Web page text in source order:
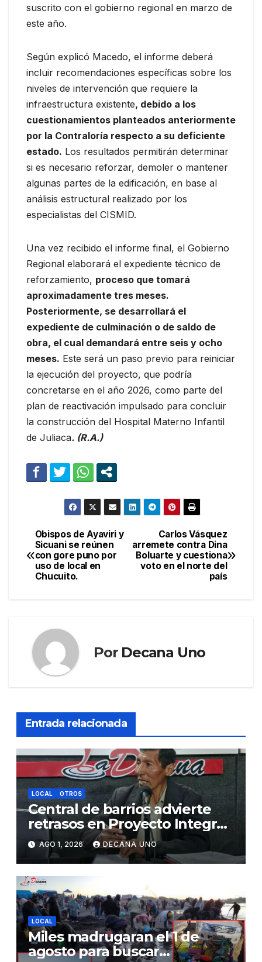
suscrito con el gobierno regional en marzo de
este año.
Según explicó Macedo, el informe deberá
incluir recomendaciones específicas sobre los
niveles de intervención que requiere la
infraestructura existente, debido a los
cuestionamientos planteados anteriormente
por la Contraloría respecto a su deficiente
estado. Los resultados permitirán determinar
si es necesario reforzar, demoler o mantener
algunas partes de la edificación, en base al
análisis estructural realizado por los
especialistas del CISMID.
Una vez recibido el informe final, el Gobierno
Regional elaborará el expediente técnico de
reforzamiento, proceso que tomará
aproximadamente tres meses.
Posteriormente, se desarrollará el
expediente de culminación o de saldo de
obra, el cual demandará entre seis y ocho
meses. Este será un paso previo para reiniciar
la ejecución del proyecto, que podría
concretarse en el año 2026, como parte del
plan de reactivación impulsado para concluir
la construcción del Hospital Materno Infantil
de Juliaca. (R.A.)
Navegación
de
Carlos Vásquez
arremete contra Dina
Boluarte y cuestiona
voto en el norte del
país
Obispos de Ayaviri y
Sicuani se reúnen
con gore puno por
uso de local en
Chucuito.
Por Decana Uno
Entrada relacionada
LOCAL OTROS
Central de barrios advierte
retrasos en Proyecto Integral
de Agua y Alcantarillado para
Juliaca
AGO 1, 2026 DECANA UNO
LOCAL
Miles madrugaran el 1 de
agosto para buscar